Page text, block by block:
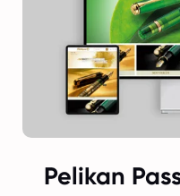
Pelikan